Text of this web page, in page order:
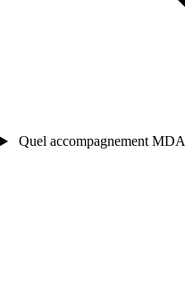
Quel accompagnement